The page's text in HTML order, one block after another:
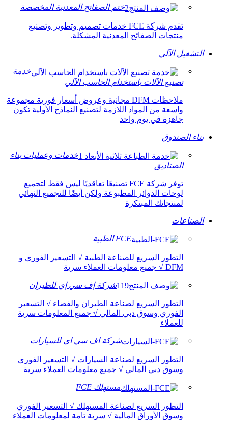
ختم الصفائح المعدنية المخصصة
تقدم شركة FCE خدمات تصميم وتطوير وتصنيع
منتجات الصفائح المعدنية المشكلة.
التشغيل الآلي
خدمة
تصنيع الآلات باستخدام الحاسب الآلي
ملاحظات DFM مجانية وعروض أسعار فورية مجموعة
واسعة من المواد اللازمة لتصنيع النماذج الأولية تكون
جاهزة في يوم واحد
بناء الصندوق
خدمات وعمليات بناء
الصناديق
توفر شركة FCE تصنيعًا تعاقديًا ليس فقط لتجميع
لوحات الدوائر المطبوعة ولكن أيضًا للتجميع النهائي
لمنتجاتك المبتكرة
الصناعات
FCE الطبية
التطور السريع للصناعة الطبية √ التسعير الفوري و
DFM √ جميع معلومات العملاء سرية
شركة إف سي إي للطيران
التطور السريع لصناعة الطيران والفضاء √ التسعير
الفوري وسوق دبي المالي √ جميع المعلومات سرية
للعملاء
شركة اف سي اي للسيارات
التطور السريع لصناعة السيارات √ التسعير الفوري
وسوق دبي المالي √ جميع معلومات العملاء سرية
مستهلك FCE
التطور السريع لصناعة المستهلك √ التسعير الفوري
وسوق الأوراق المالية √ سرية تامة لمعلومات العملاء